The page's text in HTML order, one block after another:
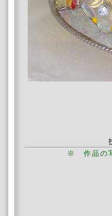
※ 作品の写